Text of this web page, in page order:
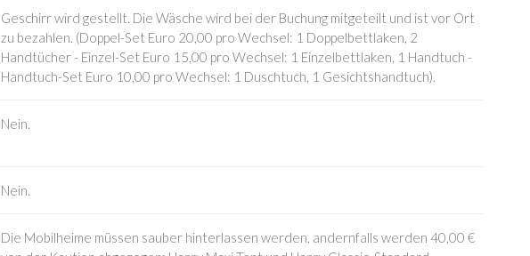
Geschirr wird gestellt. Die Wäsche wird bei der Buchung mitgeteilt und ist vor Ort
zu bezahlen. (Doppel-Set Euro 20,00 pro Wechsel: 1 Doppelbettlaken, 2
Handtücher - Einzel-Set Euro 15,00 pro Wechsel: 1 Einzelbettlaken, 1 Handtuch -
Handtuch-Set Euro 10,00 pro Wechsel: 1 Duschtuch, 1 Gesichtshandtuch).
Nein.
Nein.
Die Mobilheime müssen sauber hinterlassen werden, andernfalls werden 40,00 €